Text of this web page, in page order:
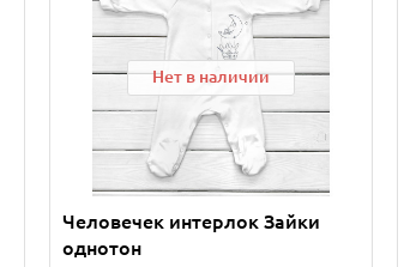
Нет в наличии
Человечек интерлок Зайки
однотон